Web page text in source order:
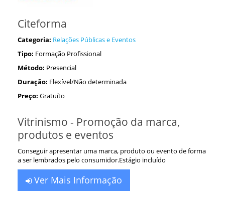
Citeforma
Categoria: Relações Públicas e Eventos
Tipo: Formação Profissional
Método: Presencial
Duração: Flexível/Não determinada
Preço: Gratuíto
Vitrinismo - Promoção da marca,
produtos e eventos
Conseguir apresentar uma marca, produto ou evento de forma
a ser lembrados pelo consumidor.Estágio incluído
Ver Mais Informação